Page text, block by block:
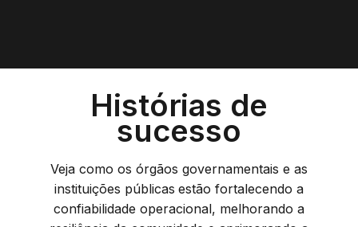
Histórias de
sucesso
Veja como os órgãos governamentais e as
instituições públicas estão fortalecendo a
confiabilidade operacional, melhorando a